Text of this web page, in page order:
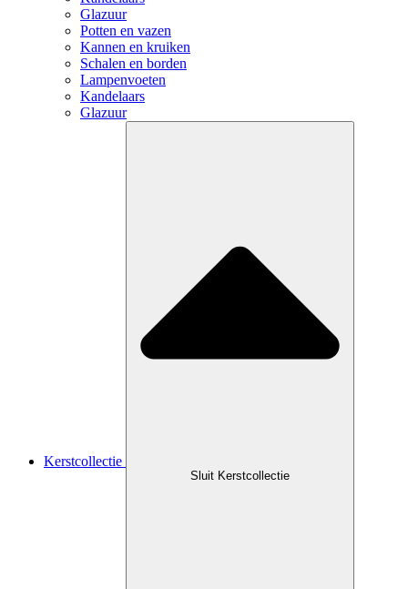
Glazuur
Potten en vazen
Kannen en kruiken
Schalen en borden
Lampenvoeten
Kandelaars
Glazuur
Kerstcollectie
Sluit Kerstcollectie